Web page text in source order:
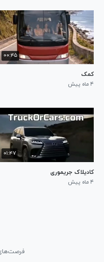
۰۰:۴۵
کمک
۴ ماه پیش
۰۱:۴۷
کادیلاک جریموری
۴ ماه پیش